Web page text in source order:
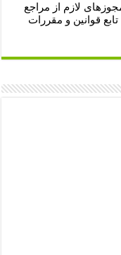
لازم از مراجع
قوانین و مقررات